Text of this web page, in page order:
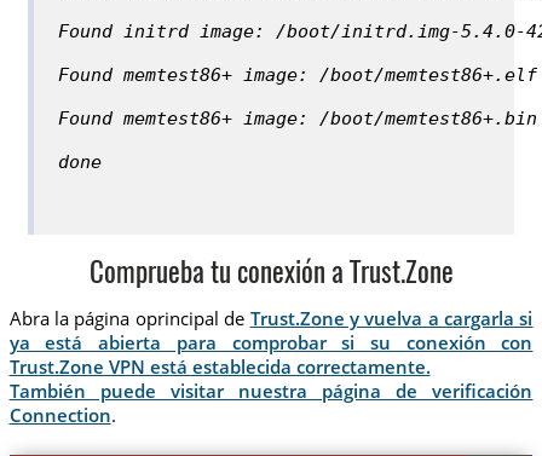
Found initrd image: /boot/initrd.img-5.4.0-
Found memtest86+ image: /boot/memtest86+.elf
Found memtest86+ image: /boot/memtest86+.bin
done
Comprueba tu conexión a Trust.Zone
Abra la página oprincipal de Trust.Zone y vuelva a cargarla si
ya está abierta para comprobar si su conexión con
Trust.Zone VPN está establecida correctamente.
También puede visitar nuestra página de verificación
Connection.